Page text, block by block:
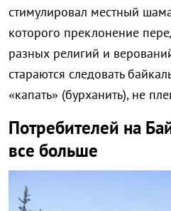
стимулировал местный
которого преклонение
разных религий и
стараются следовать
«капать» (бурханить), не
Потребителей на
все больше